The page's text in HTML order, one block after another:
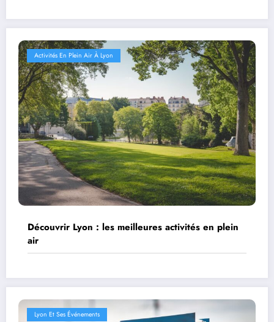
Activités En Plein Air À Lyon
Découvrir Lyon : les meilleures activités en plein
air
Lyon Et Ses Événements